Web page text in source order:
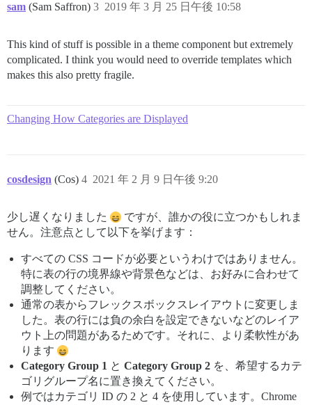
sam (Sam Saffron) 2019 年 3 月 25 日午後 10:58
3
This kind of stuff is possible in a theme component but extremely
complicated. I think you would need to override templates which
makes this also pretty fragile.
Changing How Categories are Displayed
cosdesign (Cos) 2021 年 2 月 9 日午後 9:20
4
少し遅くなりました
ですが、誰かの役に立つかもしれま
せん。注意点として以下を挙げます：
すべての CSS コードが必要というわけではありません。
特に表の行の境界線や背景色などは、お好みに合わせて
調整してください。
通常の表からフレックスボックスレイアウトに変更しま
した。表の行には負の余白を設定できないなどのレイア
ウト上の問題があるためです。それに、より柔軟性があ
ります
Category Group 1 と Category Group 2 を、希望するカテ
ゴリグループ名に置き換えてください。
例ではカテゴリ ID の 2 と 4 を使用しています。Chrome